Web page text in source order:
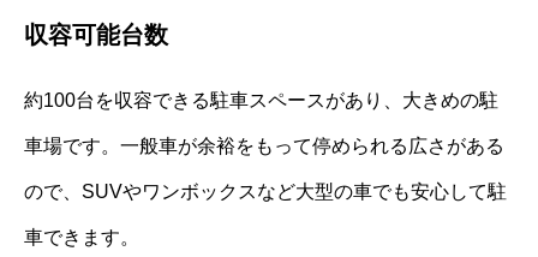
収容可能台数
約100台を収容できる駐車スペースがあり、大きめの駐
車場です。一般車が余裕をもって停められる広さがある
ので、SUVやワンボックスなど大型の車でも安心して駐
車できます。